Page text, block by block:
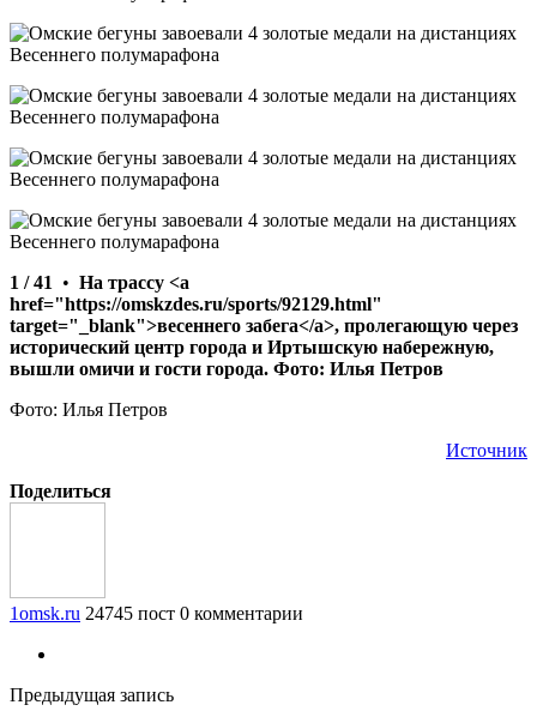
1 / 41 • На трассу <a
href="https://omskzdes.ru/sports/92129.html"
target="_blank">весеннего забега</a>, пролегающую через
исторический центр города и Иртышскую набережную,
вышли омичи и гости города. Фото: Илья Петров
Фото: Илья Петров
Источник
Поделиться
1omsk.ru 24745 пост 0 комментарии
Предыдущая запись